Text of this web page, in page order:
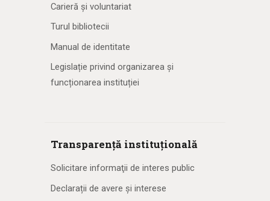
Carieră și voluntariat
Turul bibliotecii
Manual de identitate
Legislație privind organizarea și
funcționarea instituției
Transparență instituțională
Solicitare informaţii de interes public
Declarații de avere și interese